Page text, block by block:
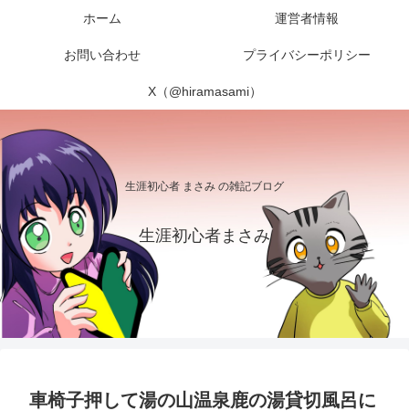
生涯初心者 まさみ の雑記ブログ
生涯初心者まさみ
ホーム 運営者情報
お問い合わせ プライバシーポリシー
X（@hiramasami）
車椅子押して湯の山温泉鹿の湯貸切風呂に